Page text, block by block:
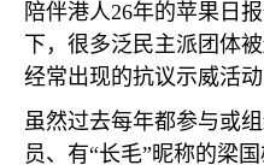
陪伴港人26年的苹果日
下，很多泛民主派团体
经常出现的抗议示威活动
虽然过去每年都参与或
员、有“长毛”昵称的梁